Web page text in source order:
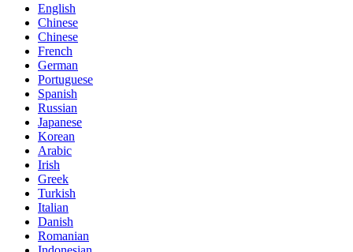
English
Chinese
Chinese
French
German
Portuguese
Spanish
Russian
Japanese
Korean
Arabic
Irish
Greek
Turkish
Italian
Danish
Romanian